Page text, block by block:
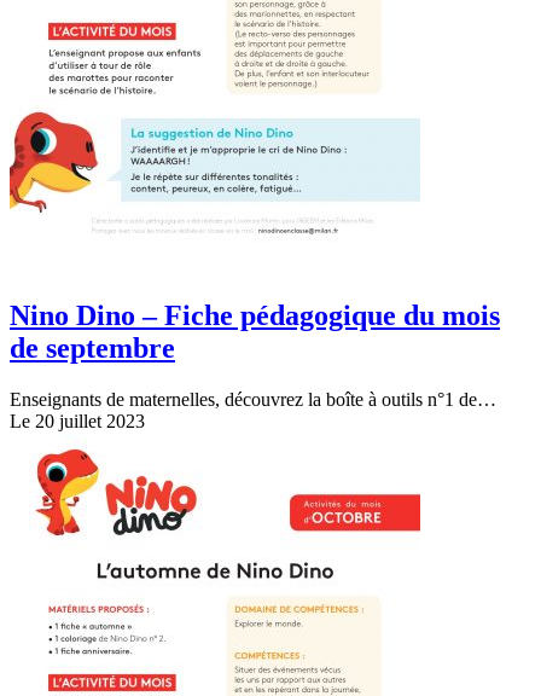
Nino Dino – Fiche pédagogique du mois
de septembre
Enseignants de maternelles, découvrez la boîte à outils n°1 de…
Le 20 juillet 2023